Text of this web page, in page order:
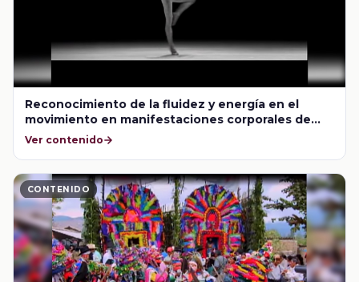
Reconocimiento de la fluidez y energía en el
movimiento en manifestaciones corporales de
carácter escénico (teatro y danza)
Ver contenido
CONTENIDO